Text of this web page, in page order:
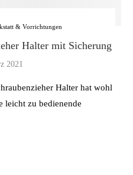
& Vorrichtungen
Halter mit Sicherung
2021
Halter hat wohl
leicht zu bedienende